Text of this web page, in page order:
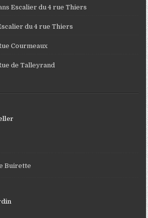
Escalier du 4 rue Thiers
du 4 rue Thiers
Courmeaux
de Talleyrand
Buirette